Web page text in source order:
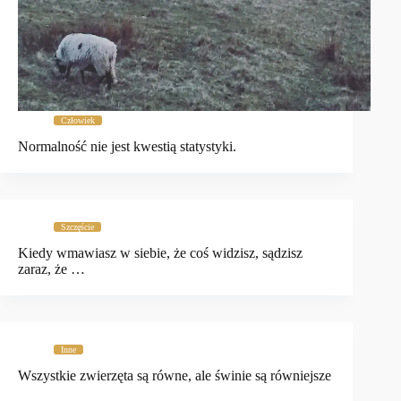
Człowiek
Normalność nie jest kwestią statystyki.
Szczęście
Kiedy wmawiasz w siebie, że coś widzisz, sądzisz
zaraz, że …
Inne
Wszystkie zwierzęta są równe, ale świnie są równiejsze